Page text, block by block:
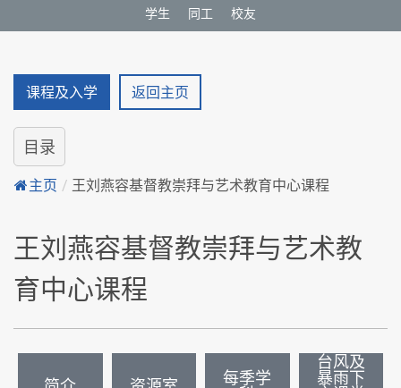
学生 同工 校友
课程及入学 返回主页
目录
主页 / 王刘燕容基督教崇拜与艺术教育中心课程
王刘燕容基督教崇拜与艺术教
育中心课程
每季学
台风及
暴雨下